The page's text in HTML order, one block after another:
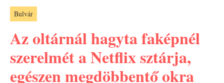
Bulvár
Az oltárnál hagyta faképnél
szerelmét a Netflix sztárja,
egészen megdöbbentő okra